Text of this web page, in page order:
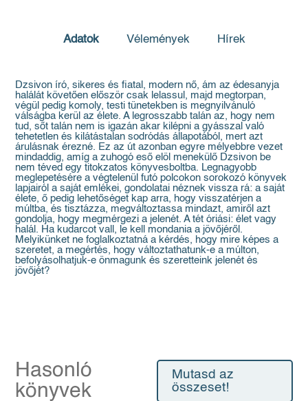
Adatok Vélemények Hírek
Dzsivon író, sikeres és fiatal, modern nő, ám az édesanyja
halálát követően először csak lelassul, majd megtorpan,
végül pedig komoly, testi tünetekben is megnyilvánuló
válságba kerül az élete. A legrosszabb talán az, hogy nem
tud, sőt talán nem is igazán akar kilépni a gyásszal való
tehetetlen és kilátástalan sodródás állapotából, mert azt
árulásnak érezné. Ez az út azonban egyre mélyebbre vezet
mindaddig, amíg a zuhogó eső elöl menekülő Dzsivon be
nem téved egy titokzatos könyvesboltba. Legnagyobb
meglepetésére a végtelenül futó polcokon sorokozó könyvek
lapjairól a saját emlékei, gondolatai néznek vissza rá: a saját
élete, ő pedig lehetőséget kap arra, hogy visszatérjen a
múltba, és tisztázza, megváltoztassa mindazt, amiről azt
gondolja, hogy megmérgezi a jelenét. A tét óriási: élet vagy
halál. Ha kudarcot vall, le kell mondania a jövőjéről.
Melyikünket ne foglalkoztatná a kérdés, hogy mire képes a
szeretet, a megértés, hogy változtathatunk-e a múlton,
befolyásolhatjuk-e önmagunk és szeretteink jelenét és
jövőjét?
Hasonló
könyvek
Mutasd az
összeset!